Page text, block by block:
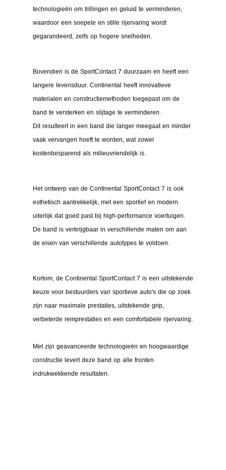
technologieën om trillingen en geluid te verminderen,
waardoor een soepele en stille rijervaring wordt
gegarandeerd, zelfs op hogere snelheden.
Bovendien is de SportContact 7 duurzaam en heeft een
langere levensduur. Continental heeft innovatieve
materialen en constructiemethoden toegepast om de
band te versterken en slijtage te verminderen.
Dit resulteert in een band die langer meegaat en minder
vaak vervangen hoeft te worden, wat zowel
kostenbesparend als milieuvriendelijk is.
Het ontwerp van de Continental SportContact 7 is ook
esthetisch aantrekkelijk, met een sportief en modern
uiterlijk dat goed past bij high-performance voertuigen.
De band is verkrijgbaar in verschillende maten om aan
de eisen van verschillende autotypes te voldoen.
Kortom, de Continental SportContact 7 is een uitstekende
keuze voor bestuurders van sportieve auto's die op zoek
zijn naar maximale prestaties, uitstekende grip,
verbeterde remprestaties en een comfortabele rijervaring.
Met zijn geavanceerde technologieën en hoogwaardige
constructie levert deze band op alle fronten
indrukwekkende resultaten.